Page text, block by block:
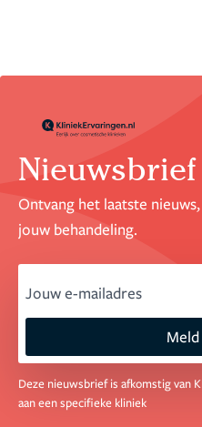
Nieuwsbrief
Ontvang het laatste
jouw behandeling.
Meld
Deze nieuwsbrief is afkomstig van
aan een specifieke kliniek